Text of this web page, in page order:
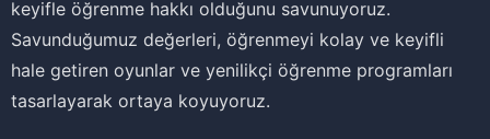
keyifle öğrenme hakkı olduğunu savunuyoruz.
Savunduğumuz değerleri, öğrenmeyi kolay ve keyifli
hale getiren oyunlar ve yenilikçi öğrenme programları
tasarlayarak ortaya koyuyoruz.